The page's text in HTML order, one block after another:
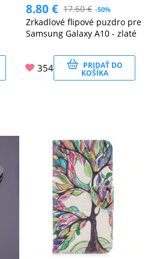
8.80€ 17.60€ -50%
Zrkadlové flipové puzdro pre
Samsung Galaxy A10 - zlaté
354 PRIDAŤ DO
KOŠÍKA